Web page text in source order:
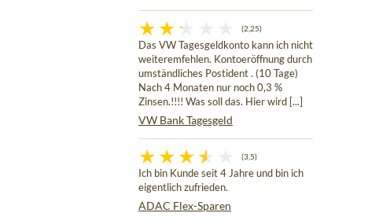
(2,25)
Das VW Tagesgeldkonto kann ich nicht
weiteremfehlen. Kontoeröffnung durch
umständliches Postident . (10 Tage)
Nach 4 Monaten nur noch 0,3 %
Zinsen.!!!! Was soll das. Hier wird [...]
VW Bank Tagesgeld
(3,5)
Ich bin Kunde seit 4 Jahre und bin ich
eigentlich zufrieden.
ADAC Flex-Sparen